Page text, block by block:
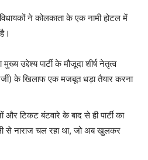
ने कोलकाता के एक नामी होटल में
उद्देश्य पार्टी के मौजूदा शीर्ष नेतृत्व
के खिलाफ एक मजबूत धड़ा तैयार करना
टिकट बंटवारे के बाद से ही पार्टी का
से नाराज चल रहा था, जो अब खुलकर